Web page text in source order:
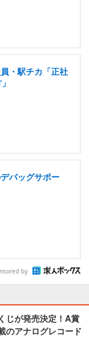
・駅チカ「正社
バッグサポー
by
じが発売決定！A賞
のアナログレコード